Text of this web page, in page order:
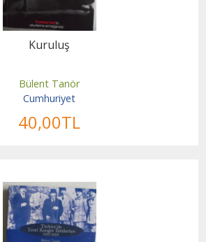
Kuruluş
Bülent Tanör
Cumhuriyet
40,00TL